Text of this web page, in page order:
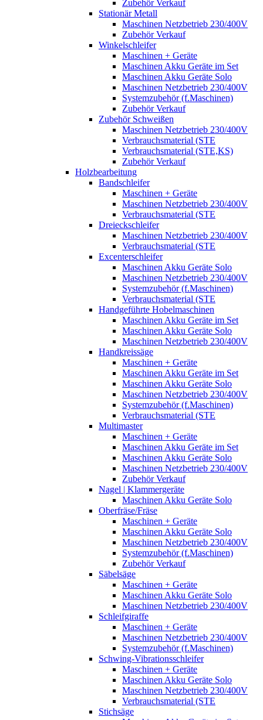
Zubehör Verkauf
Stationär Metall
Maschinen Netzbetrieb 230/400V
Zubehör Verkauf
Winkelschleifer
Maschinen + Geräte
Maschinen Akku Geräte im Set
Maschinen Akku Geräte Solo
Maschinen Netzbetrieb 230/400V
Systemzubehör (f.Maschinen)
Zubehör Verkauf
Zubehör Schweißen
Maschinen Netzbetrieb 230/400V
Verbrauchsmaterial (STE
Verbrauchsmaterial (STE,KS)
Zubehör Verkauf
Holzbearbeitung
Bandschleifer
Maschinen + Geräte
Maschinen Netzbetrieb 230/400V
Verbrauchsmaterial (STE
Dreieckschleifer
Maschinen Netzbetrieb 230/400V
Verbrauchsmaterial (STE
Excenterschleifer
Maschinen Akku Geräte Solo
Maschinen Netzbetrieb 230/400V
Systemzubehör (f.Maschinen)
Verbrauchsmaterial (STE
Handgeführte Hobelmaschinen
Maschinen Akku Geräte im Set
Maschinen Akku Geräte Solo
Maschinen Netzbetrieb 230/400V
Handkreissäge
Maschinen + Geräte
Maschinen Akku Geräte im Set
Maschinen Akku Geräte Solo
Maschinen Netzbetrieb 230/400V
Systemzubehör (f.Maschinen)
Verbrauchsmaterial (STE
Multimaster
Maschinen + Geräte
Maschinen Akku Geräte im Set
Maschinen Akku Geräte Solo
Maschinen Netzbetrieb 230/400V
Zubehör Verkauf
Nagel | Klammergeräte
Maschinen Akku Geräte Solo
Oberfräse/Fräse
Maschinen + Geräte
Maschinen Akku Geräte Solo
Maschinen Netzbetrieb 230/400V
Systemzubehör (f.Maschinen)
Zubehör Verkauf
Säbelsäge
Maschinen + Geräte
Maschinen Akku Geräte Solo
Maschinen Netzbetrieb 230/400V
Schleifgiraffe
Maschinen + Geräte
Maschinen Netzbetrieb 230/400V
Systemzubehör (f.Maschinen)
Schwing-Vibrationsschleifer
Maschinen + Geräte
Maschinen Akku Geräte Solo
Maschinen Netzbetrieb 230/400V
Verbrauchsmaterial (STE
Stichsäge